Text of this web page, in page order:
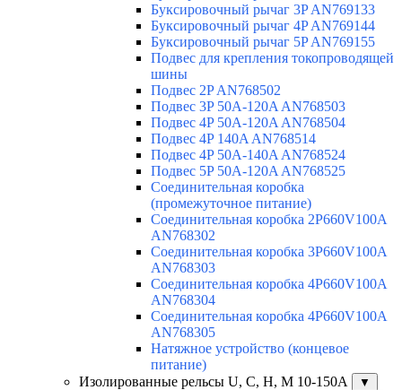
Буксировочный рычаг 3P AN769133
Буксировочный рычаг 4P AN769144
Буксировочный рычаг 5P AN769155
Подвес для крепления токопроводящей
шины
Подвес 2P AN768502
Подвес 3P 50A-120A AN768503
Подвес 4P 50A-120A AN768504
Подвес 4P 140A AN768514
Подвес 4P 50A-140A AN768524
Подвес 5P 50A-120A AN768525
Соединительная коробка
(промежуточное питание)
Соединительная коробка 2P660V100A
AN768302
Соединительная коробка 3P660V100A
AN768303
Соединительная коробка 4P660V100A
AN768304
Соединительная коробка 4P660V100A
AN768305
Натяжное устройство (концевое
питание)
Изолированные рельсы U, C, H, M 10-150А
▼